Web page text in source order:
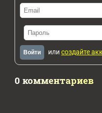
Войти или создайте
0 комментариев